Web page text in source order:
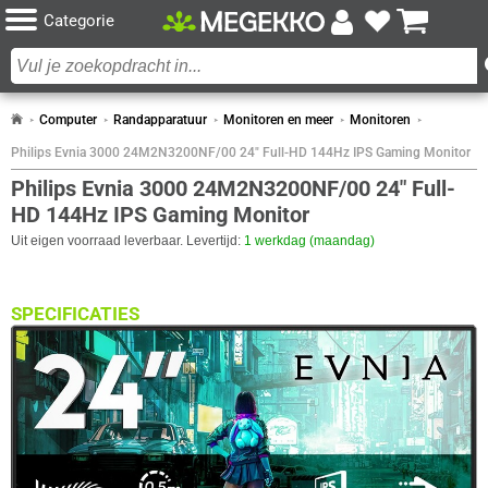
Categorie
Computer Randapparatuur Monitoren en meer Monitoren
Philips Evnia 3000 24M2N3200NF/00 24" Full-HD 144Hz IPS Gaming Monitor
Philips Evnia 3000 24M2N3200NF/00 24" Full-
HD 144Hz IPS Gaming Monitor
Uit eigen voorraad leverbaar. Levertijd: 1 werkdag (maandag)
SPECIFICATIES
BEELDSCHERM
Eigenschap Waarde
Adobe RGB dekking
89 procent
Antireflectiescherm
✓︎
Backlight type
W-LED
Paneel Type
IPS